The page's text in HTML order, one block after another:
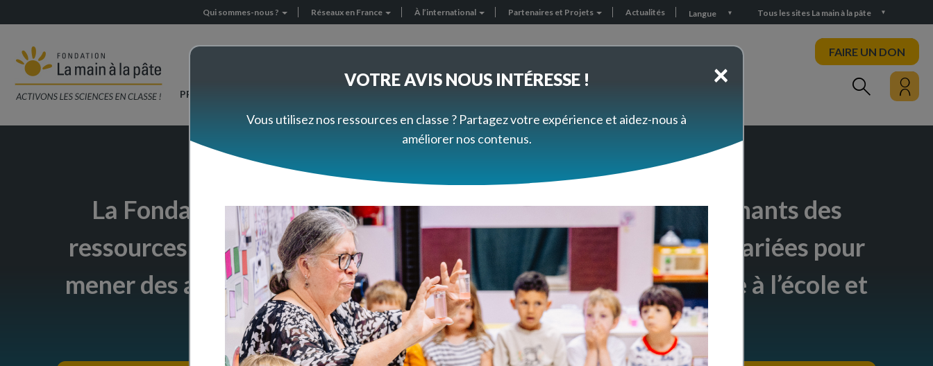
principal
Header
menu
Qui sommes-nous ? Réseaux en France À l’international Partenaires et Projets Actualités Langue Tous les sites La main à la pâte
Navigation
principale
PRÉPAREZ VOTRE CLASSE
FAIRE UN DON
La FondationLa main à la pâtemet à disposition des enseignants des
ressources pour la classe et la formation, ainsi que des aides variées pour
mener des activités et des projets de science et de technologie à l’école et
au collège.
×
VOTRE AVIS NOUS INTÉRESSE !
Vous utilisez nos ressources en classe ? Partagez votre expérience et aidez-nous à
améliorer nos contenus.